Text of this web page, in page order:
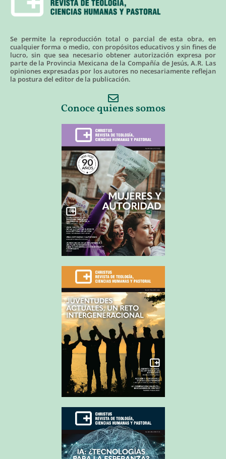
Se permite la reproducción total o parcial de esta obra, en
cualquier forma o medio, con propósitos educativos y sin fines de
lucro, sin que sea necesario obtener autorización expresa por
parte de la Provincia Mexicana de la Compañía de Jesús, A.R. Las
opiniones expresadas por los autores no necesariamente reflejan
la postura del editor de la publicación.
Conoce quienes somos